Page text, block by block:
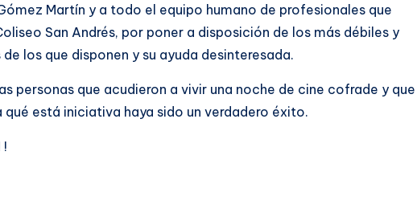
Martín y a todo el equipo humano de profesionales que
San Andrés, por poner a disposición de los más débiles y
los que disponen y su ayuda desinteresada.
personas que acudieron a vivir una noche de cine cofrade y que
qué está iniciativa haya sido un verdadero éxito.
!